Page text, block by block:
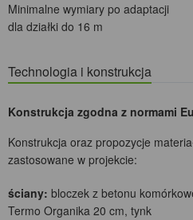
Minimalne wymiary po adaptacji
dla działki do 16 m
Technologia i konstrukcja
Konstrukcja zgodna z normami
Konstrukcja oraz propozycje
zastosowane w projekcie:
ściany: bloczek z betonu
Termo Organika 20 cm, tynk